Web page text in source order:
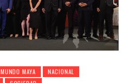
MUNDO MAYA
NACIONAL